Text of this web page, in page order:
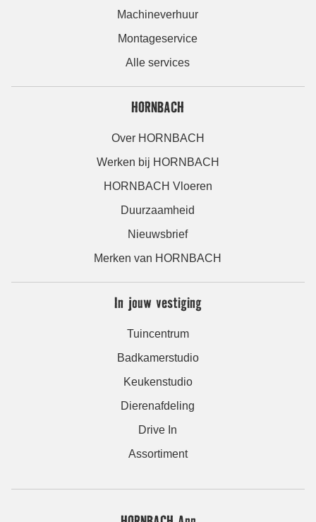
Machineverhuur
Montageservice
Alle services
HORNBACH
Over HORNBACH
Werken bij HORNBACH
HORNBACH Vloeren
Duurzaamheid
Nieuwsbrief
Merken van HORNBACH
In jouw vestiging
Tuincentrum
Badkamerstudio
Keukenstudio
Dierenafdeling
Drive In
Assortiment